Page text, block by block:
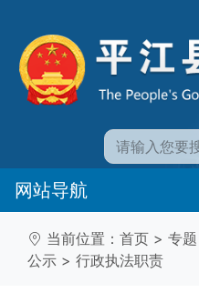
网站导航
当前位置： 首页 > 专题
公示 > 行政执法职责